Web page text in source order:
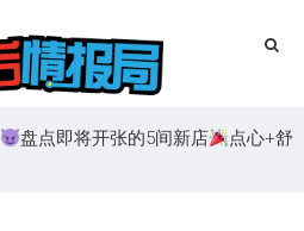
盘点即将开张的5间新店
点心+舒